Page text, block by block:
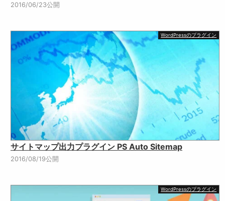
2016/06/23公開
WordPressのプラグイン
サイトマップ出力プラグイン PS Auto Sitemap
2016/08/19公開
WordPressのプラグイン